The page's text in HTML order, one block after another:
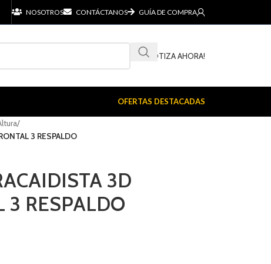
NOSOTROS CONTÁCTANOS GUÍA DE COMPRA
¡COTIZA AHORA!
OFERTAS DESTACADAS
/
3 RESPALDO
3D
3 RESPALDO